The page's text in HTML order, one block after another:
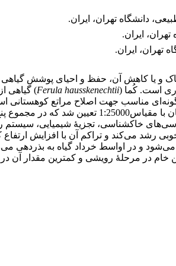
دانشگاه تهران، ایران.
ایران.
تهران، ایران.
یا کاهش آن، حفظ و احیای پوشش گیاهی
است. کُما (Ferula hausskenechtii) گیاهی
مناسب جهت اصلاح مراتع کوهستانی
در استان کردستان با استفاده از
خاکشناسی، تجزیۀ شیمیایی، سیستم